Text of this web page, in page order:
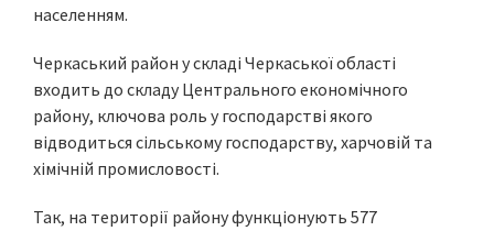
населенням.
Черкаський район у складі Черкаської області
входить до складу Центрального економічного
району, ключова роль у господарстві якого
відводиться сільському господарству, харчовій та
хімічній промисловості.
Так, на території району функціонують 577